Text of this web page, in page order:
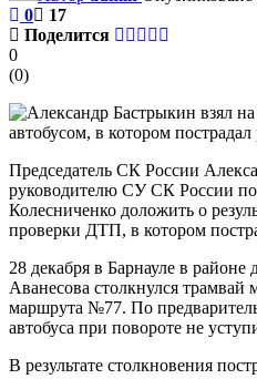
0
17
Поделится
0
(0)
Председатель СК России
руководителю СУ СК России
Колесниченко доложить о
проверки ДТП, в котором
28 декабря в Барнауле в
Аванесова столкнулся
маршрута №77. По
автобуса при повороте не
В результате столкновения